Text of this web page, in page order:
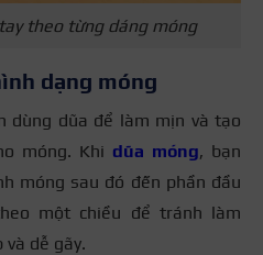
theo từng dáng móng
dạng móng
dùng dũa để làm mịn và tạo
móng. Khi dũa móng, bạn
móng sau đó đến phần đầu
một chiều để tránh làm
dễ gãy.